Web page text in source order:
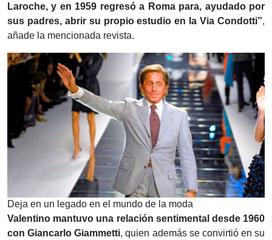
Laroche, y en 1959 regresó a Roma para, ayudado por
sus padres, abrir su propio estudio en la Via Condotti”,
añade la mencionada revista.
Deja en un legado en el mundo de la moda
Valentino mantuvo una relación sentimental desde 1960
con Giancarlo Giammetti, quien además se convirtió en su